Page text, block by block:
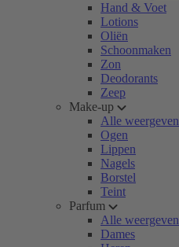
Hand & Voet
Lotions
Oliën
Schoonmaken
Zon
Deodorants
Zeep
Make-up
Alle weergeven
Ogen
Lippen
Nagels
Borstel
Teint
Parfum
Alle weergeven
Dames